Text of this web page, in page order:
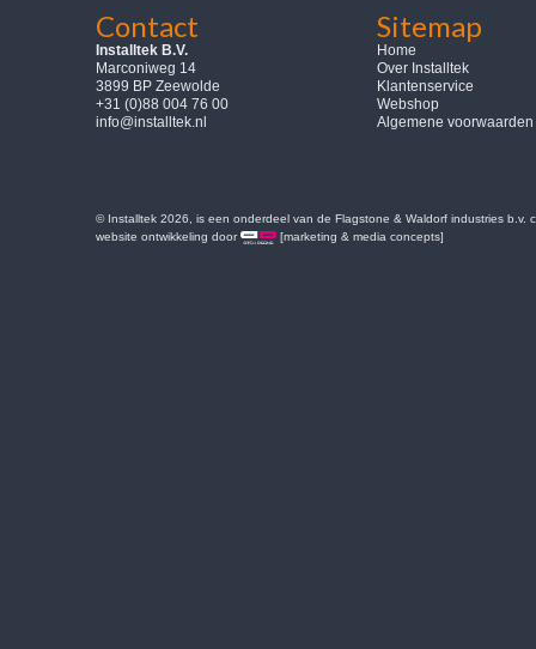
Contact
Installtek B.V.
Marconiweg 14
3899 BP Zeewolde
+31 (0)88 004 76 00
info@installtek.nl
Sitemap
Home
Over Installtek
Klantenservice
Webshop
Algemene voorwaarden
© Installtek 2026, is een onderdeel van de Flagstone & Waldorf industries b.v.
website ontwikkeling door
[marketing & media concepts]